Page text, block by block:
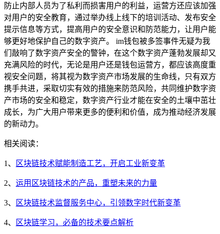
防止内部人员为了私利而损害用户的利益，运营方还应该加强
对用户的安全教育，通过举办线上线下的培训活动、发布安全
提示信息等方式，提高用户的安全意识和防范能力，让用户能
够更好地保护自己的数字资产。 im钱包被多签事件无疑为我
们敲响了数字资产安全的警钟，在这个数字资产蓬勃发展却又
充满风险的时代，无论是用户还是钱包运营方，都应该高度重
视安全问题，将其视为数字资产市场发展的生命线，只有双方
携手共进，采取切实有效的措施来防范风险，共同维护数字资
产市场的安全和稳定，数字资产行业才能在安全的土壤中茁壮
成长，为广大用户带来更多的便利和价值，成为推动经济发展
的新动力。
相关阅读：
1、 区块链技术赋能制造工艺，开启工业新变革
2、 运用区块链技术的产品，重塑未来的力量
3、 区块链技术监督服务中心，引领数字时代新变革
4、 区块链学习，必备的技术要点解析